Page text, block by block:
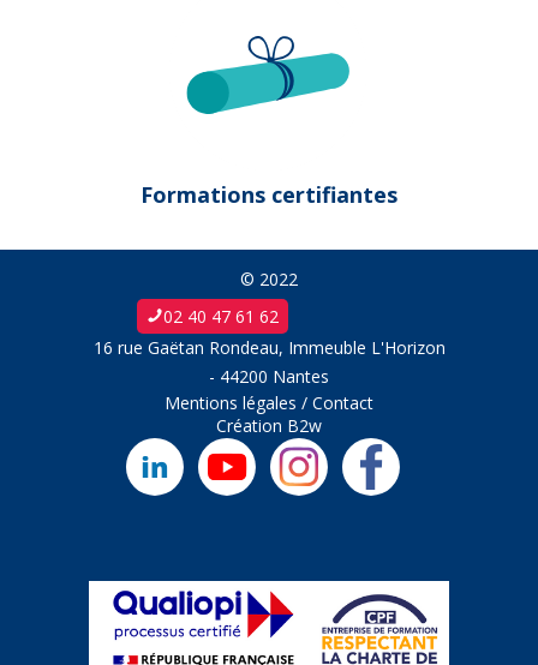
Formations certifiantes
© 2022
02 40 47 61 62
16 rue Gaëtan Rondeau, Immeuble L'Horizon
- 44200 Nantes
Mentions légales / Contact
Création B2w